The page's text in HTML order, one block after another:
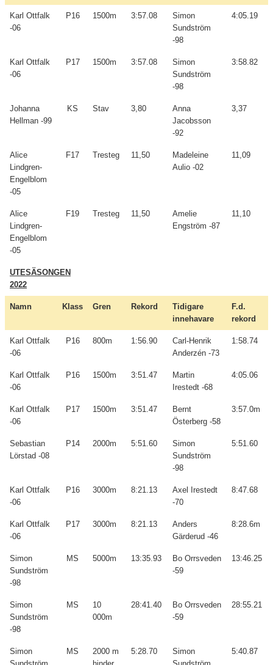
Karl Ottfalk
-06
P16 1500m 3:57.08
Simon
Sundström
-98
4:05.19
Karl Ottfalk
-06
P17 1500m 3:57.08
Simon
Sundström
-98
3:58.82
Johanna
Hellman -99
KS Stav 3,80
Anna
Jacobsson
-92
3,37
Alice
Lindgren-
Engelblom
-05
F17 Tresteg 11,50
Madeleine
Aulio -02
11,09
Alice
Lindgren-
Engelblom
-05
F19 Tresteg 11,50
Amelie
Engström -87
11,10
UTESÄSONGEN
2022
Namn Klass Gren Rekord
Tidigare
innehavare
F.d.
rekord
Karl Ottfalk
-06
P16 800m 1:56.90
Carl-Henrik
Anderzén -73
1:58.74
Karl Ottfalk
-06
P16 1500m 3:51.47
Martin
Irestedt -68
4:05.06
Karl Ottfalk
-06
P17 1500m 3:51.47
Bernt
Österberg -58
3:57.0m
Sebastian
Lörstad -08
P14 2000m 5:51.60
Simon
Sundström
-98
5:51.60
Karl Ottfalk
-06
P16 3000m 8:21.13
Axel Irestedt
-70
8:47.68
Karl Ottfalk
-06
P17 3000m 8:21.13
Anders
Gärderud -46
8:28.6m
Simon
Sundström
-98
MS 5000m 13:35.93
Bo Orrsveden
-59
13:46.25
Simon
Sundström
-98
MS
10
000m
28:41.40
Bo Orrsveden
-59
28:55.21
Simon
MS
2000 m
5:28.70
Simon
5:40.87